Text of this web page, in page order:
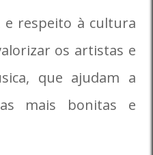
e respeito à cultura
os artistas e
que ajudam a
mais bonitas e